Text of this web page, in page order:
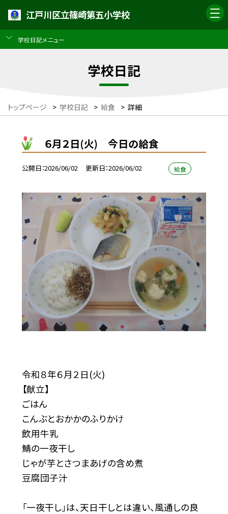
江戸川区立篠崎第五小学校
学校日記メニュー
学校日記
トップページ > 学校日記 > 給食 > 詳細
６月２日(火) 今日の給食
公開日 2026/06/02 更新日 2026/06/02 給食
令和８年６月２日(火)
【献立】
ごはん
こんぶとおかかのふりかけ
飲用牛乳
鯖の一夜干し
じゃが芋とさつまあげの含め煮
豆腐団子汁
「一夜干し」は、天日干しとは違い、風通しの良